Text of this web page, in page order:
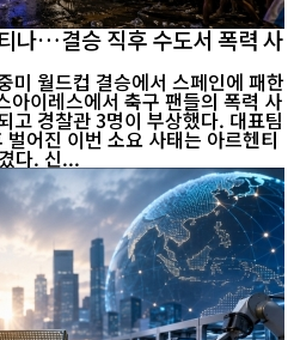
나…결승 직후 수도서 폭력 사
월드컵 결승에서 스페인에 패한
아이레스에서 축구 팬들의 폭력 사
고 경찰관 3명이 부상했다. 대표팀
어진 이번 소요 사태는 아르헨티
나 사회에 적지 않은 충격을 안겼다. 신...